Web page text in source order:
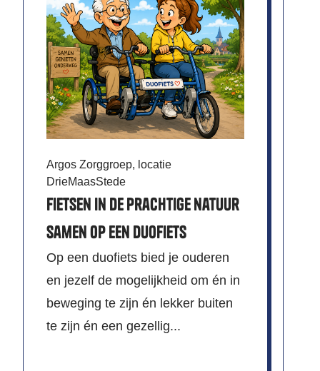
Argos Zorggroep, locatie
DrieMaasStede
Fietsen in de prachtige natuur
samen op een duofiets
Op een duofiets bied je ouderen
en jezelf de mogelijkheid om én in
beweging te zijn én lekker buiten
te zijn én een gezellig...